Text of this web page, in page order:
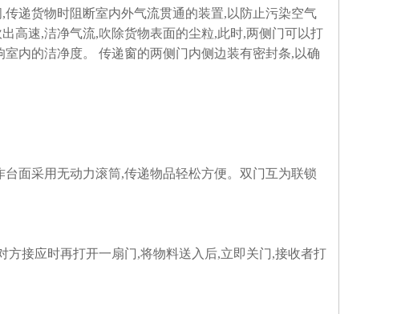
递货物时阻断室内外气流贯通的装置,以防止污染空气
高速,洁净气流,吹除货物表面的尘粒,此时,两侧门可以打
内的洁净度。 传递窗的两侧门内侧边装有密封条,以确
面采用无动力滚筒,传递物品轻松方便。双门互为联锁
接应时再打开一扇门,将物料送入后,立即关门,接收者打